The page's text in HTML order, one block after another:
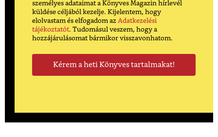
személyes adataimat a Könyves Magazin hírlevél
küldése céljából kezelje. Kijelentem, hogy
elolvastam és elfogadom az Adatkezelési
tájékoztatót. Tudomásul veszem, hogy a
hozzájárulásomat bármikor visszavonhatom.